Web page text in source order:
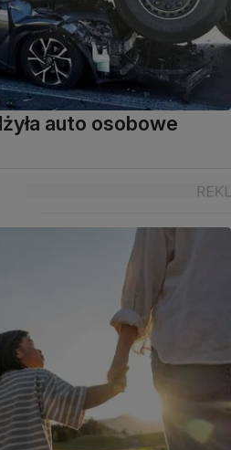
auto osobowe